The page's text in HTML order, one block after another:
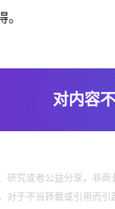
。
对内容
究或者公益分享，非商
对于不当转载或引用而